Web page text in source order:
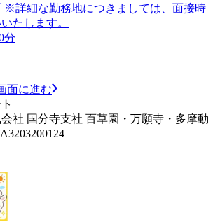
※詳細な勤務地につきましては、面接時
たします。
分
面に進む
社 国分寺支社 百草園・万願寺・多摩動